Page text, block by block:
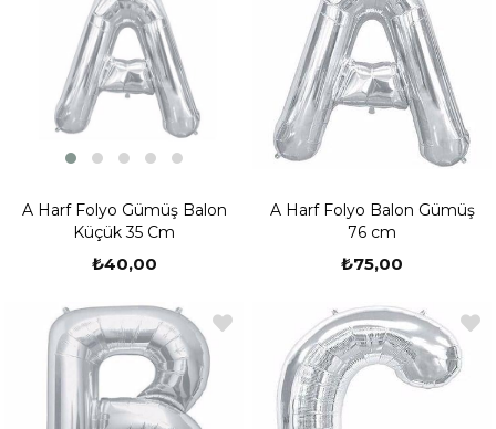
A Harf Folyo Gümüş Balon
Küçük 35 Cm
₺40,00
A Harf Folyo Balon Gümüş
76 cm
₺75,00